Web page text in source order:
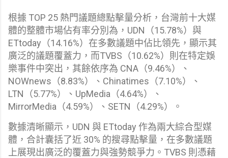
根據 TOP 25 熱門議題總點擊量分析，台灣前十大媒
體的整體市場佔有率分別為， UDN（15.78%）與
ETtoday（14.16%）在多數議題中佔比領先，顯示其
廣泛的議題覆蓋力，而TVBS（10.62%）則在特定娛
樂事件中突出，其餘依序為 CNA（9.46%）、
NOWnews（8.83%）、Chinatimes（7.10%）、
LTN（5.77%）、UpMedia（4.64%）、
MirrorMedia（4.59%）、SETN（4.29%）。
數據清晰顯示，UDN 與 ETtoday 作為兩大綜合型媒
體，合計囊括了近 30% 的搜尋點擊量，在多數議題
上展現出廣泛的覆蓋力與強勢競爭力。TVBS 則憑藉